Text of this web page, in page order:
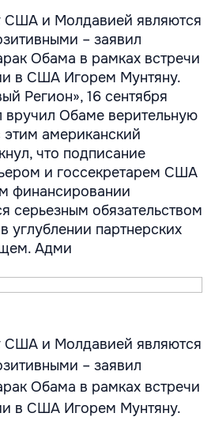
и Молдавией являются
– заявил
Обама в рамках встречи
в США Игорем Мунтяну.
Регион», 16 сентября
вручил Обаме верительную
этим американский
что подписание
и госсекретарем США
финансировании
серьезным обязательством
углублении партнерских
Адми
и Молдавией являются
– заявил
Обама в рамках встречи
в США Игорем Мунтяну.